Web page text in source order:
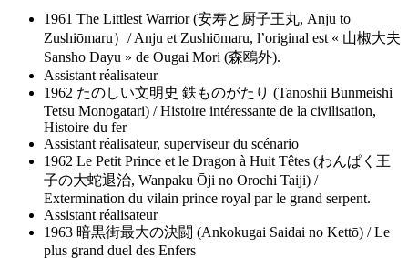
1961 The Littlest Warrior (安寿と厨子王丸, Anju to
Zushiōmaru）/ Anju et Zushiōmaru, l’original est « 山椒大夫
Sansho Dayu » de Ougai Mori (森鴎外).
Assistant réalisateur
1962 たのしい文明史 鉄ものがたり (Tanoshii Bunmeishi
Tetsu Monogatari) / Histoire intéressante de la civilisation,
Histoire du fer
Assistant réalisateur, superviseur du scénario
1962 Le Petit Prince et le Dragon à Huit Têtes (わんぱく王
子の大蛇退治, Wanpaku Ōji no Orochi Taiji) /
Extermination du vilain prince royal par le grand serpent.
Assistant réalisateur
1963 暗黒街最大の決闘 (Ankokugai Saidai no Kettō) / Le
plus grand duel des Enfers